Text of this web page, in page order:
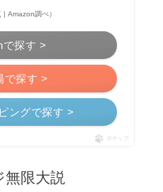
Amazon調べ）
で探す >
で探す >
ングで探す >
ポチップ
無限大説